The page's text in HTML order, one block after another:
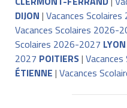
DIJON | Vacances
Vacances Scolaires 2026-
Scolaires 2026-2027 LYON
2027 POITIERS|
ÉTIENNE | Vacances